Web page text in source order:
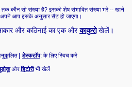
तक कौन सी संख्या है? इसकी शेष संभावित संख्या भरें -- खाने
आप इसके अनुसार सैट हो जाएगा।
और कठिनाई का एक औरकाकुरोखेलें।
|डेस्कटॉप: के लिए स्विच करें
औरहिटोरीभी खेलें